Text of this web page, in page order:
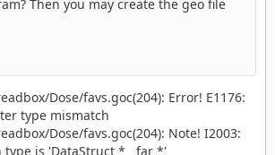
Then you may create the geo file
Dose/favs.goc(204): Error! E1176:
type mismatch
Dose/favs.goc(204): Note! I2003:
type is 'DataStruct *__far *'